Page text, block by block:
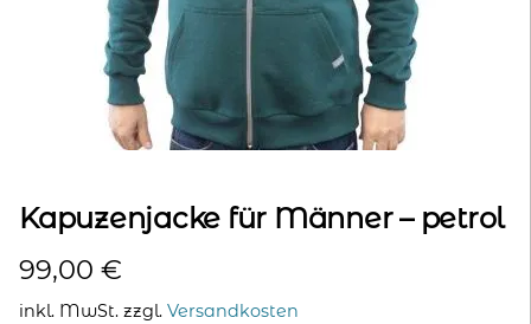
Kapuzenjacke für Männer – petrol
99,00 €
inkl. MwSt. zzgl. Versandkosten